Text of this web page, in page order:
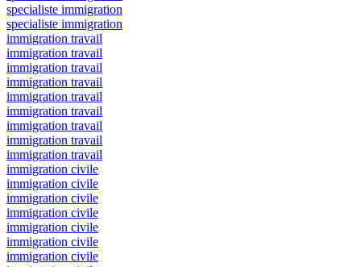
specialiste immigration
specialiste immigration
immigration travail
immigration travail
immigration travail
immigration travail
immigration travail
immigration travail
immigration travail
immigration travail
immigration travail
immigration civile
immigration civile
immigration civile
immigration civile
immigration civile
immigration civile
immigration civile